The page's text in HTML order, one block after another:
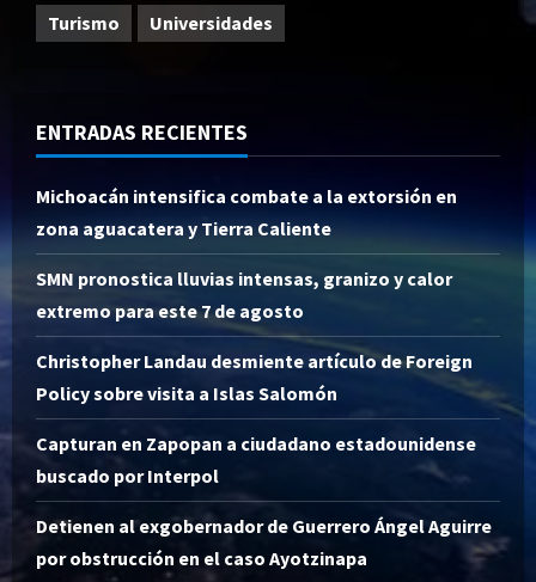
Turismo
Universidades
ENTRADAS RECIENTES
Michoacán intensifica combate a la extorsión en
zona aguacatera y Tierra Caliente
SMN pronostica lluvias intensas, granizo y calor
extremo para este 7 de agosto
Christopher Landau desmiente artículo de Foreign
Policy sobre visita a Islas Salomón
Capturan en Zapopan a ciudadano estadounidense
buscado por Interpol
Detienen al exgobernador de Guerrero Ángel Aguirre
por obstrucción en el caso Ayotzinapa